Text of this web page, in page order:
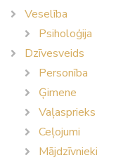
Veselība
Psiholoģija
Dzīvesveids
Personība
Ģimene
Vaļasprieks
Ceļojumi
Mājdzīvnieki